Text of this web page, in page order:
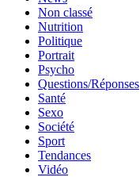
Non classé
Nutrition
Politique
Portrait
Psycho
Questions/Réponses
Santé
Sexo
Société
Sport
Tendances
Vidéo